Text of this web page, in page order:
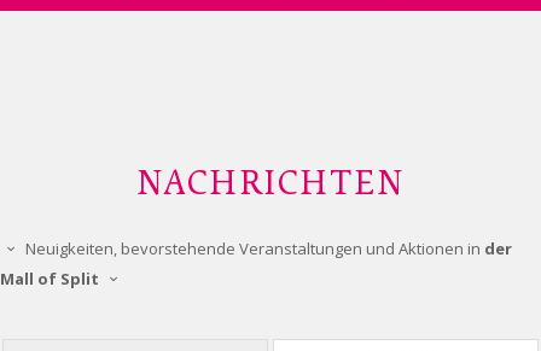
NACHRICHTEN
Neuigkeiten, bevorstehende Veranstaltungen und Aktionen in der
Mall of Split